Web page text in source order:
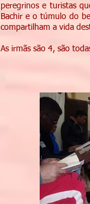
peregrinos e turistas
Bachir e o túmulo do
compartilham a vida
As irmãs são 4, são